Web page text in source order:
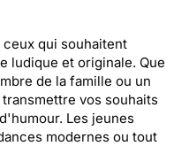
qui souhaitent
ludique et originale. Que
de la famille ou un
vos souhaits
Les jeunes
modernes ou tout